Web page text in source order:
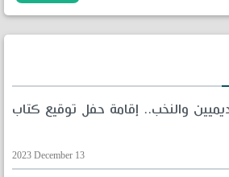
والنخب.. إقامة حفل توقيع كتاب
2023 December 13